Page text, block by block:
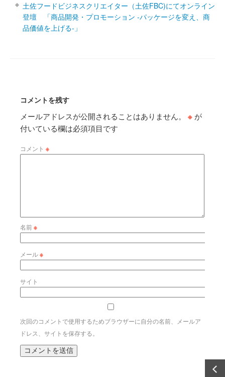
土佐フードビジネスクリエイター（土佐FBC)にてオンライン
登壇 「商品開発・プロモーション ‐パッケージを変え、商
品価値を上げる‐」
コメントを残す
メールアドレスが公開されることはありません。 ※ が
付いている欄は必須項目です
コメント ※
名前※
メール※
サイト
次回のコメントで使用するためブラウザーに自分の名前、メールア
ドレス、サイトを保存する。